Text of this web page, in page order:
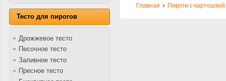
Тесто для пирогов
Дрожжевое тесто
Песочное тесто
Заливное тесто
Пресное тесто
Главная Пироги с картошкой